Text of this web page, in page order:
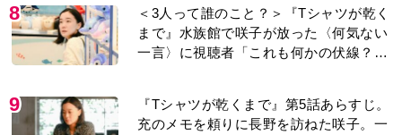
8
＜3人って誰のこと？＞『Tシャツが乾く
まで』水族館で咲子が放った〈何気ない
一言〉に視聴者「これも何かの伏線？」
9
『Tシャツが乾くまで』第5話あらすじ。
充のメモを頼りに長野を訪ねた咲子。一